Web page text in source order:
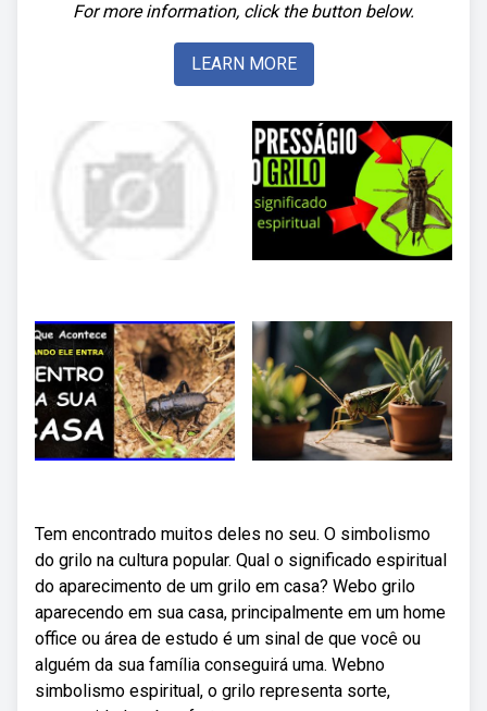
For more information, click the button below.
LEARN MORE
Tem encontrado muitos deles no seu. O simbolismo
do grilo na cultura popular. Qual o significado espiritual
do aparecimento de um grilo em casa? Webo grilo
aparecendo em sua casa, principalmente em um home
office ou área de estudo é um sinal de que você ou
alguém da sua família conseguirá uma. Webno
simbolismo ⁣espiritual, o grilo representa sorte,